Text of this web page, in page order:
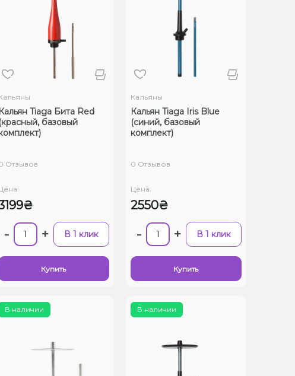
Кальян Tiaga Бита Red
(красный, базовый
Отзывов
- + В 1 клик
Купить
Кальяны
Кальян Tiaga Iris Blue
(синий, базовый
комплект)
0 Отзывов
Цена:
2550₴
- + В 1 клик
Купить
В наличии В наличии